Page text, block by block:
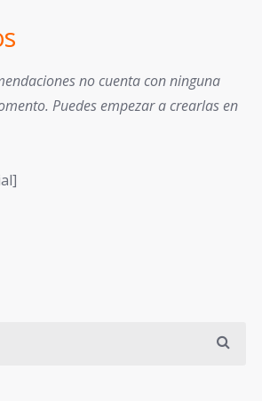
no cuenta con ninguna
Puedes empezar a crearlas en